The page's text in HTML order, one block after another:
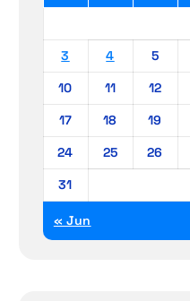
3
4 5
10
11 12
17
18 19
24
25 26
31
« Jun